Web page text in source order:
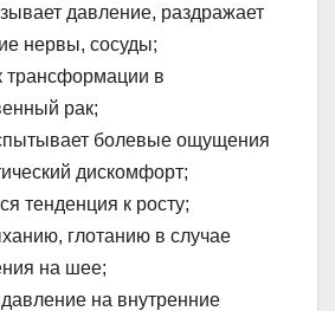
давление, раздражает
нервы, сосуды;
трансформации в
рак;
болевые ощущения
дискомфорт;
тенденция к росту;
глотанию в случае
на шее;
на внутренние